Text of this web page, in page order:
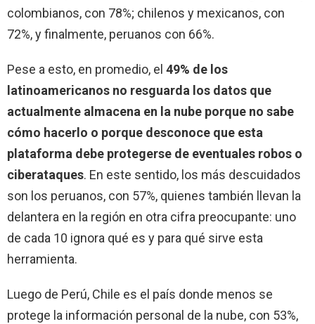
colombianos, con 78%; chilenos y mexicanos, con
72%, y finalmente, peruanos con 66%.
Pese a esto, en promedio, el 49% de los
latinoamericanos no resguarda los datos que
actualmente almacena en la nube porque no sabe
cómo hacerlo o porque desconoce que esta
plataforma debe protegerse de eventuales robos o
ciberataques. En este sentido, los más descuidados
son los peruanos, con 57%, quienes también llevan la
delantera en la región en otra cifra preocupante: uno
de cada 10 ignora qué es y para qué sirve esta
herramienta.
Luego de Perú, Chile es el país donde menos se
protege la información personal de la nube, con 53%,